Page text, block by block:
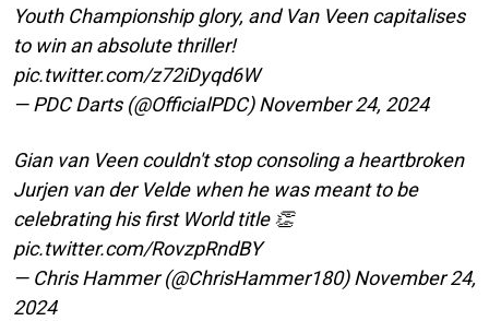
Youth Championship glory, and Van Veen capitalises
to win an absolute thriller!
pic.twitter.com/z72iDyqd6W
— PDC Darts (@OfficialPDC)November 24, 2024
Gian van Veen couldn't stop consoling a heartbroken
Jurjen van der Velde when he was meant to be
celebrating his first World title 👏
pic.twitter.com/RovzpRndBY
— Chris Hammer (@ChrisHammer180)November 24,
2024